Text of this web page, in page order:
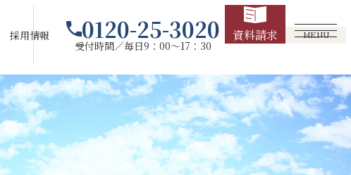
採用情報 0120-25-3020
受付時間／毎日9：00～17：30
資料請求 MENU